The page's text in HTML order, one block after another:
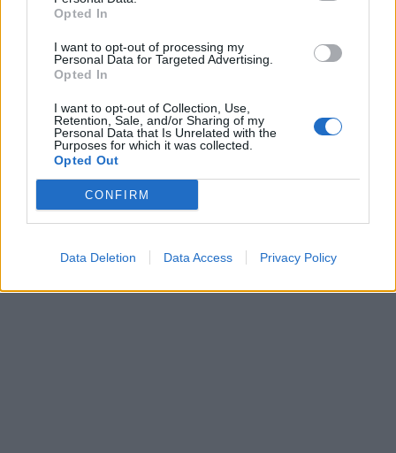
Opted In
I want to opt-out of processing my
Personal Data for Targeted Advertising.
Opted In
I want to opt-out of Collection, Use,
Retention, Sale, and/or Sharing of my
Personal Data that Is Unrelated with the
Purposes for which it was collected.
Opted Out
CONFIRM
Data Deletion Data Access Privacy Policy
In evidenza